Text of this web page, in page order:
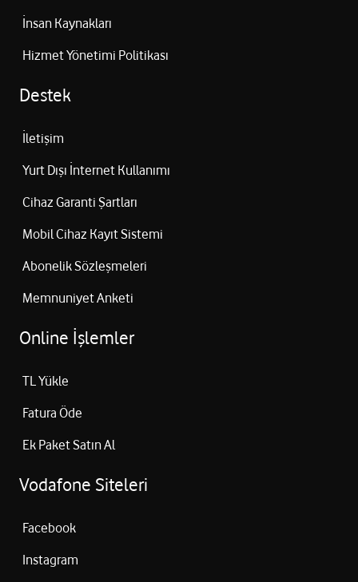
İnsan Kaynakları
Hizmet Yönetimi Politikası
Destek
İletişim
Yurt Dışı İnternet Kullanımı
Cihaz Garanti Şartları
Mobil Cihaz Kayıt Sistemi
Abonelik Sözleşmeleri
Memnuniyet Anketi
Online İşlemler
TL Yükle
Fatura Öde
Ek Paket Satın Al
Vodafone Siteleri
Facebook
Instagram